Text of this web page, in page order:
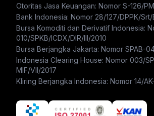
Otoritas Jasa Keuangan: Nomor S-126/
Bank Indonesia: Nomor 28/127/DPPK/Srt/
Bursa Komoditi dan Derivatif Indonesia:
010/SPKB/ICDX/DIR/III/2010
Bursa Berjangka Jakarta: Nomor SPAB-
Indonesia Clearing House: Nomor 003/
MIF/VII/2017
Kliring Berjangka Indonesia: Nomor 14/